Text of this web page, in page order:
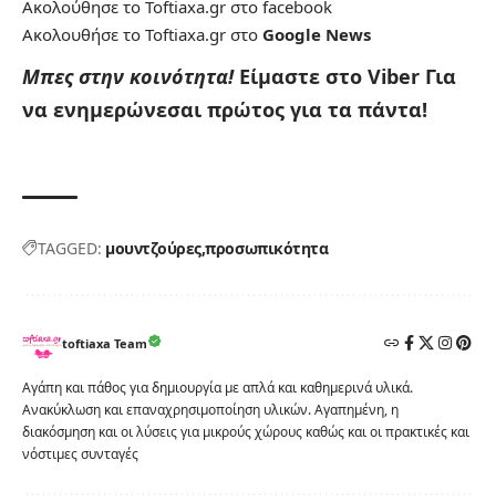
Ακολούθησε το Toftiaxa.gr στο facebook
Ακολουθήσε το Toftiaxa.gr στο Google News
Μπες στην κοινότητα! Είμαστε στο Viber Για
να ενημερώνεσαι πρώτος για τα πάντα!
TAGGED: μουντζούρεςπροσωπικότητα
toftiaxa Team
Αγάπη και πάθος για δημιουργία με απλά και καθημερινά υλικά.
Ανακύκλωση και επαναχρησιμοποίηση υλικών. Αγαπημένη, η
διακόσμηση και οι λύσεις για μικρούς χώρους καθώς και οι πρακτικές και
νόστιμες συνταγές